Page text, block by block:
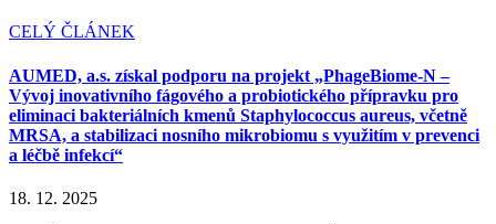
CELÝ ČLÁNEK
AUMED, a.s. získal podporu na projekt „PhageBiome-N –
Vývoj inovativního fágového a probiotického přípravku pro
eliminaci bakteriálních kmenů Staphylococcus aureus, včetně
MRSA, a stabilizaci nosního mikrobiomu s využitím v prevenci
a léčbě infekcí“
18. 12. 2025